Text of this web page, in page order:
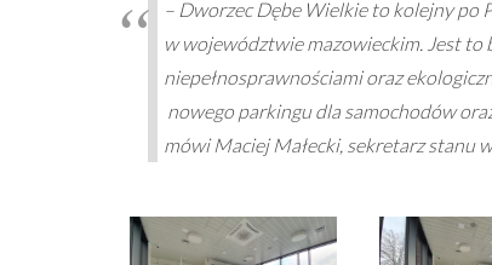
– Dworzec Dębe Wielkie to kolejny po
w województwie mazowieckim. Jest to
niepełnosprawnościami oraz
nowego parkingu dla samochodów
mówi Maciej Małecki, sekretarz